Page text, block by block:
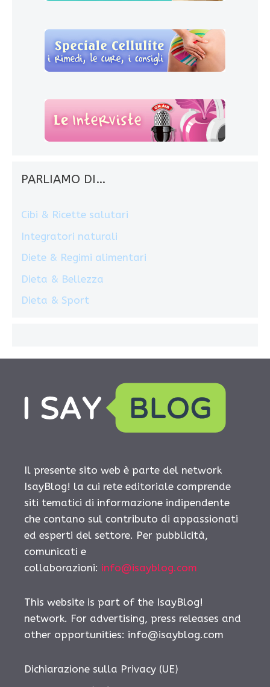
PARLIAMO DI…
Cibi & Ricette salutari
Integratori naturali
Diete & Regimi alimentari
Dieta & Bellezza
Dieta & Sport
Il presente sito web è parte del network
IsayBlog! la cui rete editoriale comprende
siti tematici di informazione indipendente
che contano sul contributo di appassionati
ed esperti del settore. Per pubblicità,
comunicati e
collaborazioni: info@isayblog.com
This website is part of the IsayBlog!
network. For advertising, press releases and
other opportunities: info@isayblog.com
Dichiarazione sulla Privacy (UE)